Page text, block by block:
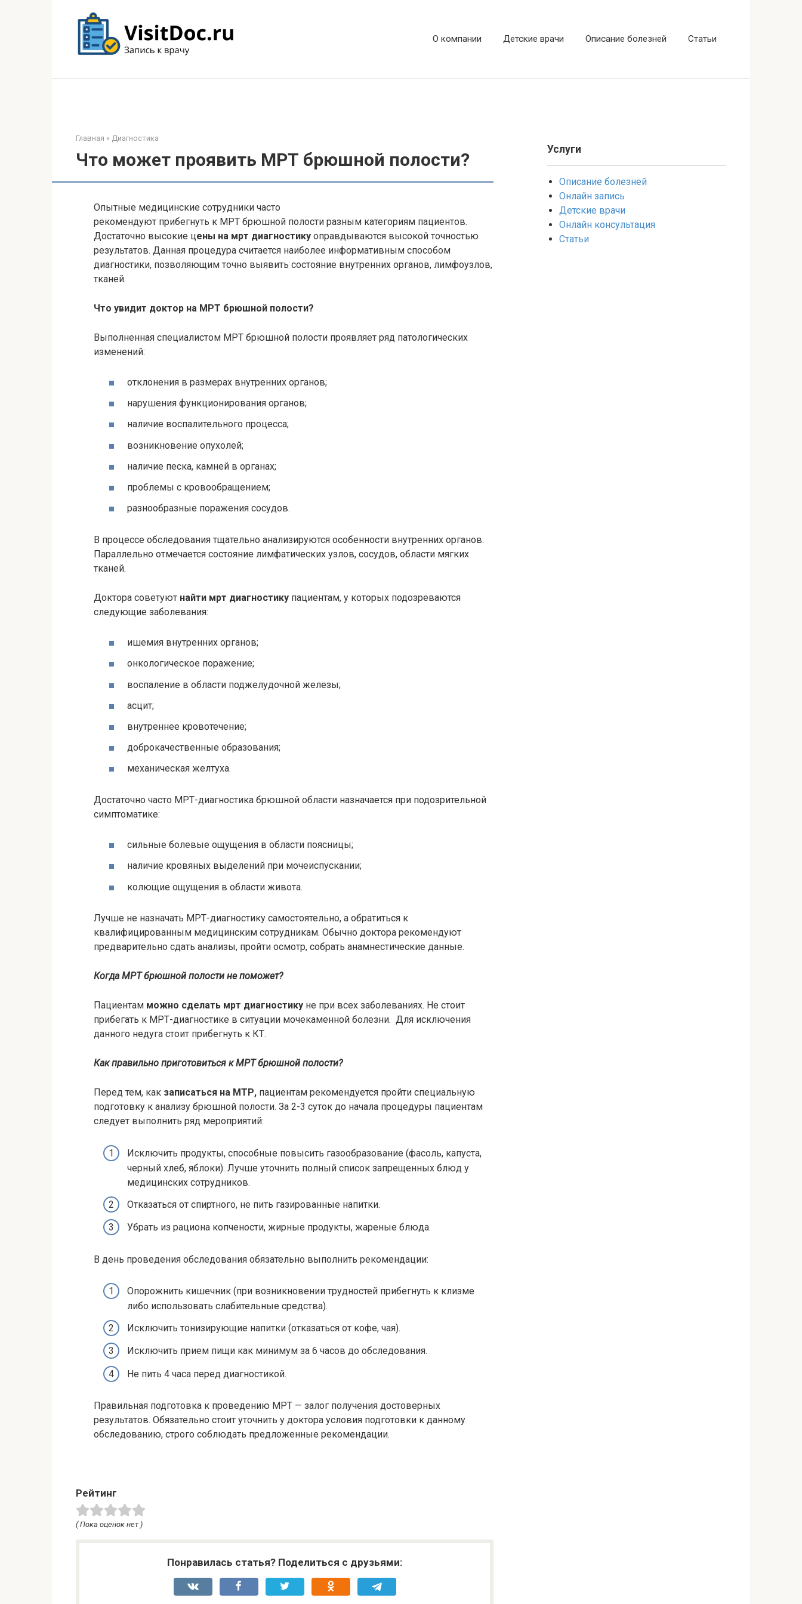
О компании Детские врачи Описание болезней Статьи
Главная » Диагностика
Что может проявить МРТ брюшной полости?
Опытные медицинские сотрудники часто
рекомендуют прибегнуть к МРТ брюшной полости разным категориям пациентов.
Достаточно высокие цены на мрт диагностику оправдываются высокой точностью
результатов. Данная процедура считается наиболее информативным способом
диагностики, позволяющим точно выявить состояние внутренних органов, лимфоузлов,
тканей.
Что увидит доктор на МРТ брюшной полости?
Выполненная специалистом МРТ брюшной полости проявляет ряд патологических
изменений:
отклонения в размерах внутренних органов;
нарушения функционирования органов;
наличие воспалительного процесса;
возникновение опухолей;
наличие песка, камней в органах;
проблемы с кровообращением;
разнообразные поражения сосудов.
В процессе обследования тщательно анализируются особенности внутренних органов.
Параллельно отмечается состояние лимфатических узлов, сосудов, области мягких
тканей.
Доктора советуют найти мрт диагностику пациентам, у которых подозреваются
следующие заболевания:
ишемия внутренних органов;
онкологическое поражение;
воспаление в области поджелудочной железы;
асцит;
внутреннее кровотечение;
доброкачественные образования;
механическая желтуха.
Достаточно часто МРТ-диагностика брюшной области назначается при подозрительной
симптоматике:
сильные болевые ощущения в области поясницы;
наличие кровяных выделений при мочеиспускании;
колющие ощущения в области живота.
Лучше не назначать МРТ-диагностику самостоятельно, а обратиться к
квалифицированным медицинским сотрудникам. Обычно доктора рекомендуют
предварительно сдать анализы, пройти осмотр, собрать анамнестические данные.
Когда МРТ брюшной полости не поможет?
Пациентам можно сделать мрт диагностику не при всех заболеваниях. Не стоит
прибегать к МРТ-диагностике в ситуации мочекаменной болезни. Для исключения
данного недуга стоит прибегнуть к КТ.
Как правильно приготовиться к МРТ брюшной полости?
Перед тем, как записаться на МТР, пациентам рекомендуется пройти специальную
подготовку к анализу брюшной полости. За 2-3 суток до начала процедуры пациентам
следует выполнить ряд мероприятий:
Исключить продукты, способные повысить газообразование (фасоль, капуста,
черный хлеб, яблоки). Лучше уточнить полный список запрещенных блюд у
медицинских сотрудников.
Отказаться от спиртного, не пить газированные напитки.
Убрать из рациона копчености, жирные продукты, жареные блюда.
В день проведения обследования обязательно выполнить рекомендации:
Опорожнить кишечник (при возникновении трудностей прибегнуть к клизме
либо использовать слабительные средства).
Исключить тонизирующие напитки (отказаться от кофе, чая).
Исключить прием пищи как минимум за 6 часов до обследования.
Не пить 4 часа перед диагностикой.
Правильная подготовка к проведению МРТ — залог получения достоверных
результатов. Обязательно стоит уточнить у доктора условия подготовки к данному
обследованию, строго соблюдать предложенные рекомендации.
Рейтинг
( Пока оценок нет )
Понравилась статья? Поделиться с друзьями:
Услуги
Описание болезней
Онлайн запись
Детские врачи
Онлайн консультация
Статьи